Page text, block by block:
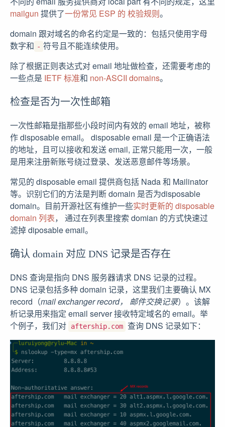
mailgun 提供了一份常见 ESP 的 校验规则。
domain 跟对域名的命名约定是一致的：包括只使用字母
数字和 - 符号且不能连续使用。
除了根据正则表达式对 email 地址做检查，还需要考虑的
一些点是 IETF 标准和 non-ASCII domains。
检查是否为一次性邮箱
一次性邮箱是指那些小段时间内有效的 email 地址，被称
作 disposable email。 disposable email 是一个正确语法
的地址，且可以接收和发送 email, 正常只能用一次，一般
是用来注册新账号绕过登录、发送恶意邮件等场景。
常见的 disposable email 提供商包括 Nada 和 Mailinator
等。识别它们的方法是判断 domain 是否为disposable
domain。目前开源社区有维护一些实时更新的 disposable
domain 列表， 通过在列表里搜索 domian 的方式快速过
滤掉 diposable email。
确认 domain 对应 DNS 记录是否存在
DNS 查询是指向 DNS 服务器请求 DNS 记录的过程。
DNS 记录包括多种 domain 记录，这里我们主要确认 MX
record（mail exchanger record， 邮件交换记录）。该解
析记录用来指定 email server 接收特定域名的 email。举
个例子，我们对
aftership.com 查询 DNS 记录如下：